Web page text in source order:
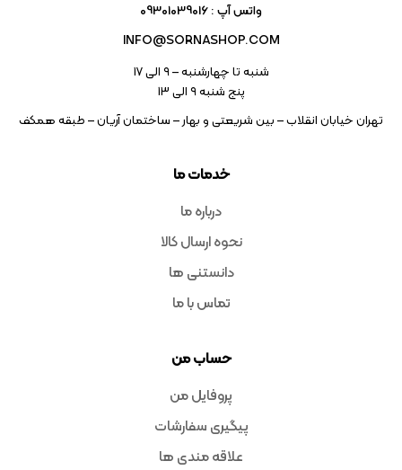
خدمات ما
درباره ما
نحوه ارسال کالا
دانستنی ها
تماس با ما
حساب من
پروفایل من
پیگیری سفارشات
علاقه مندی ها
واتس آپ : 09301039016
INFO@SORNASHOP.COM
شنبه تا چهارشنبه – ۹ الی 17
پنج شنبه ۹ الی 13
تهران خیابان انقلاب – بین شریعتی و بهار – ساختمان آریان – طبقه همکف